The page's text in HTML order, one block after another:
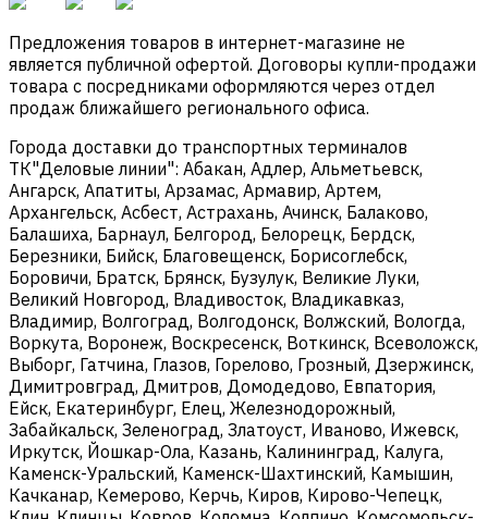
Предложения товаров в интернет-магазине не
является публичной офертой. Договоры купли-продажи
товара с посредниками оформляются через отдел
продаж ближайшего регионального офиса.
Города доставки до транспортных терминалов
ТК"Деловые линии": Абакан, Адлер, Альметьевск,
Ангарск, Апатиты, Арзамас, Армавир, Артем,
Архангельск, Асбест, Астрахань, Ачинск, Балаково,
Балашиха, Барнаул, Белгород, Белорецк, Бердск,
Березники, Бийск, Благовещенск, Борисоглебск,
Боровичи, Братск, Брянск, Бузулук, Великие Луки,
Великий Новгород, Владивосток, Владикавказ,
Владимир, Волгоград, Волгодонск, Волжский, Вологда,
Воркута, Воронеж, Воскресенск, Воткинск, Всеволожск,
Выборг, Гатчина, Глазов, Горелово, Грозный, Дзержинск,
Димитровград, Дмитров, Домодедово, Евпатория,
Ейск, Екатеринбург, Елец, Железнодорожный,
Забайкальск, Зеленоград, Златоуст, Иваново, Ижевск,
Иркутск, Йошкар-Ола, Казань, Калининград, Калуга,
Каменск-Уральский, Каменск-Шахтинский, Камышин,
Качканар, Кемерово, Керчь, Киров, Кирово-Чепецк,